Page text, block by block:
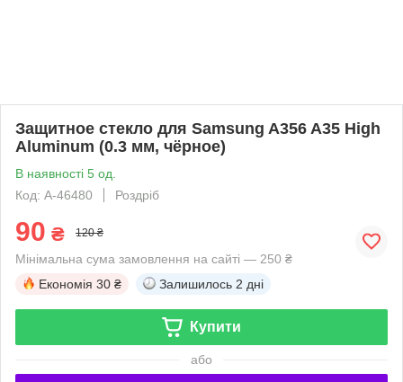
Защитное стекло для Samsung A356 A35 High
Aluminum (0.3 мм, чёрное)
В наявності 5 од.
Код: A-46480
Роздріб
90 ₴ 120 ₴
Мінімальна сума замовлення на сайті — 250 ₴
Економія 30 ₴ Залишилось 2 дні
Купити
або